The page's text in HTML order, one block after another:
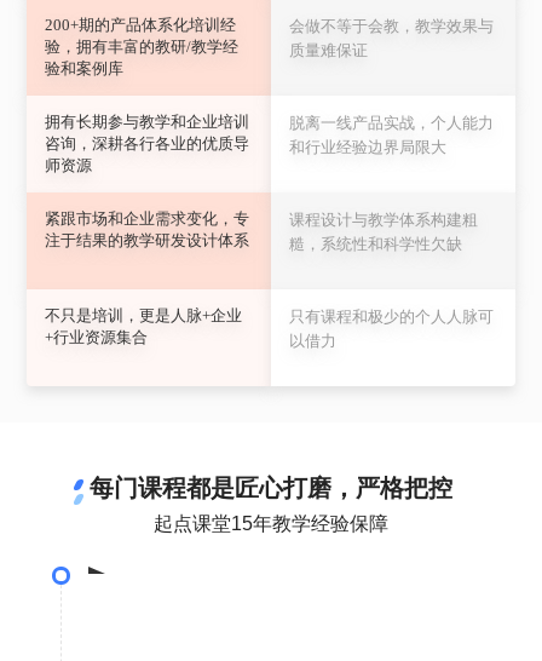
200+期的产品体系化培训经
验，拥有丰富的教研/教学经
验和案例库
拥有长期参与教学和企业培训
咨询，深耕各行各业的优质导
师资源
紧跟市场和企业需求变化，专
注于结果的教学研发设计体系
不只是培训，更是人脉+企业
+行业资源集合
会做不等于会教，教学效果与
质量难保证
脱离一线产品实战，个人能力
和行业经验边界局限大
课程设计与教学体系构建粗
糙，系统性和科学性欠缺
只有课程和极少的个人人脉可
以借力
每门课程都是匠心打磨，严格把控
起点课堂15年教学经验保障